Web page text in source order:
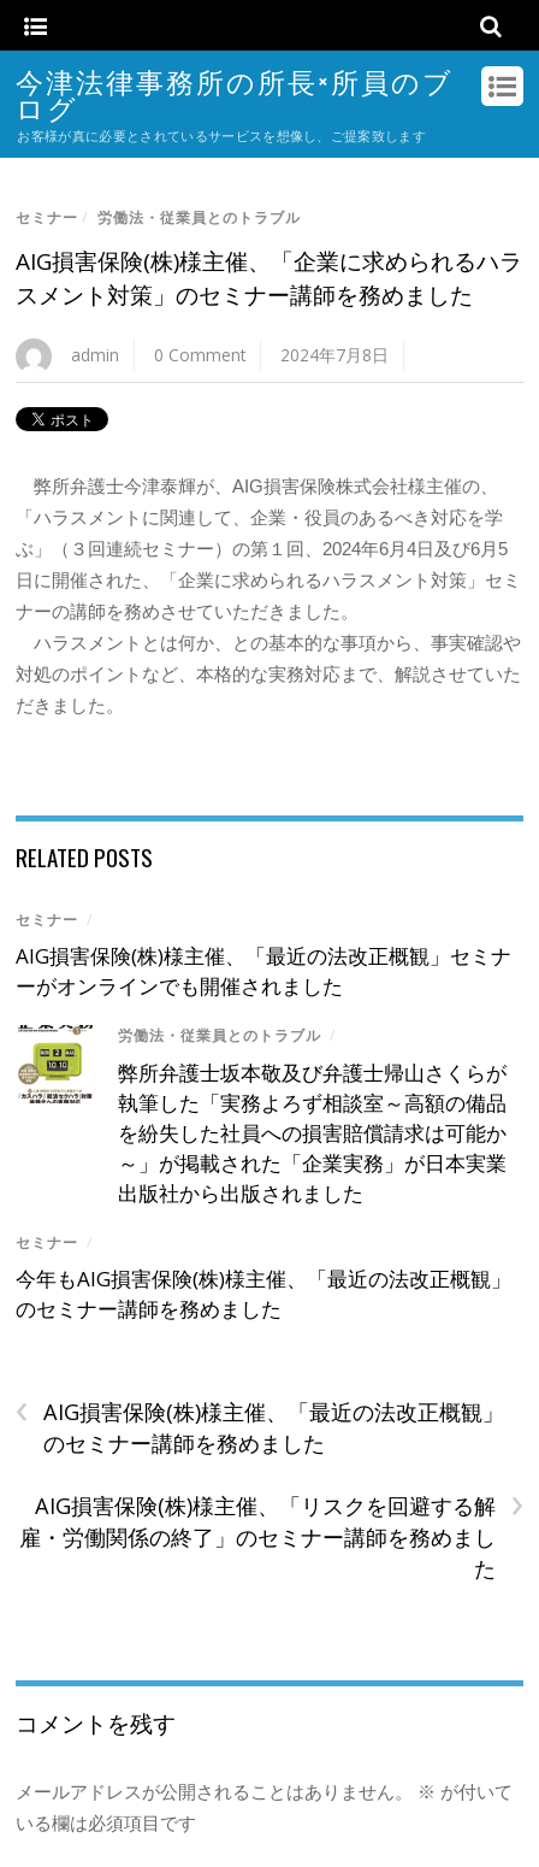
今津法律事務所の所長×所員のブ
ログ
お客様が真に必要とされているサービスを想像し、ご提案致します
セミナー / 労働法・従業員とのトラブル
AIG損害保険(株)様主催、「企業に求められるハラ
スメント対策」のセミナー講師を務めました
admin 0 Comment 2024年7月8日
弊所弁護士今津泰輝が、AIG損害保険株式会社様主催の、
「ハラスメントに関連して、企業・役員のあるべき対応を学
ぶ」（３回連続セミナー）の第１回、2024年6月4日及び6月5
日に開催された、「企業に求められるハラスメント対策」セミ
ナーの講師を務めさせていただきました。
ハラスメントとは何か、との基本的な事項から、事実確認や
対処のポイントなど、本格的な実務対応まで、解説させていた
だきました。
RELATED POSTS
セミナー /
AIG損害保険(株)様主催、「最近の法改正概観」セミナ
ーがオンラインでも開催されました
労働法・従業員とのトラブル /
弊所弁護士坂本敬及び弁護士帰山さくらが
執筆した「実務よろず相談室～高額の備品
を紛失した社員への損害賠償請求は可能か
～」が掲載された「企業実務」が日本実業
出版社から出版されました
セミナー /
今年もAIG損害保険(株)様主催、「最近の法改正概観」
のセミナー講師を務めました
‹
AIG損害保険(株)様主催、「最近の法改正概観」
のセミナー講師を務めました
›
AIG損害保険(株)様主催、「リスクを回避する解
雇・労働関係の終了」のセミナー講師を務めまし
た
コメントを残す
メールアドレスが公開されることはありません。 ※ が付いて
いる欄は必須項目です